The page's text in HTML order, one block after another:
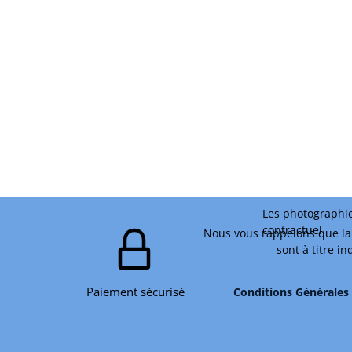
Paiement sécurisé
Les
contractuel.
Conditions
Nous vous rappelons que
sont à titre